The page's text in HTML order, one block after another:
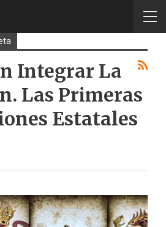
Integrar La
Las Primeras
Estatales